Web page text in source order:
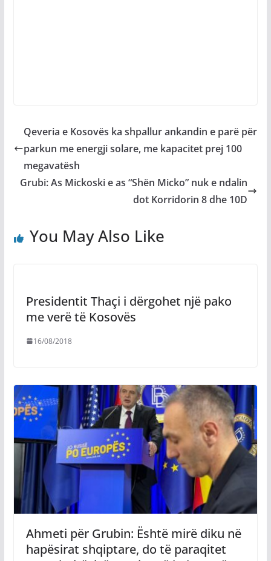
Qeveria e Kosovës ka shpallur ankandin e parë për
parkun me energji solare, me kapacitet prej 100
megavatësh
Grubi: As Mickoski e as “Shën Micko” nuk e ndalin
dot Korridorin 8 dhe 10D
You May Also Like
Presidentit Thaçi i dërgohet një pako
me verë të Kosovës
16/08/2018
Ahmeti për Grubin: Është mirë diku në
hapësirat shqiptare, do të paraqitet